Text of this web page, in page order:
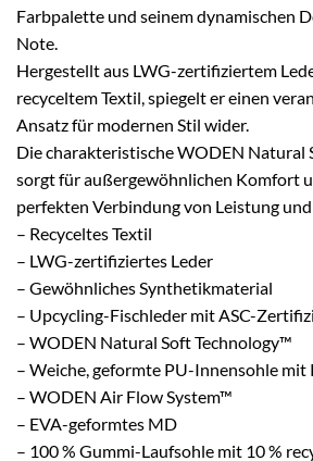
Farbpalette und seinem dynamischen
Note.
Hergestellt aus LWG-zertifiziertem
recyceltem Textil, spiegelt er einen
Ansatz für modernen Stil wider.
Die charakteristische WODEN Natural
sorgt für außergewöhnlichen Komfort
perfekten Verbindung von Leistung
– Recyceltes Textil
– LWG-zertifiziertes Leder
– Gewöhnliches Synthetikmaterial
– Upcycling-Fischleder mit ASC-
– WODEN Natural Soft Technology™
– Weiche, geformte PU-Innensohle mit
– WODEN Air Flow System™
– EVA-geformtes MD
– 100 % Gummi-Laufsohle mit 10 %